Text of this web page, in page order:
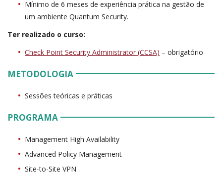
Mínimo de 6 meses de experiência prática na gestão de
um ambiente Quantum Security.
Ter realizado o curso:
Check Point Security Administrator (CCSA) – obrigatório
METODOLOGIA
Sessões teóricas e práticas
PROGRAMA
Management High Availability
Advanced Policy Management
Site-to-Site VPN